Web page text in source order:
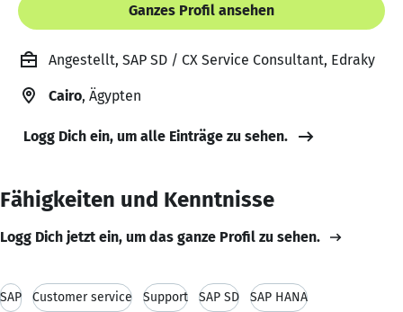
Ganzes Profil ansehen
Angestellt, SAP SD / CX Service Consultant, Edraky
Cairo, Ägypten
Logg Dich ein, um alle Einträge zu sehen.
Fähigkeiten und Kenntnisse
Logg Dich jetzt ein, um das ganze Profil zu sehen.
SAP Customer service Support SAP SD SAP HANA